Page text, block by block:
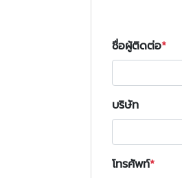
ชื่อผู้ติดต่อ
บริษัท
โทรศัพท์